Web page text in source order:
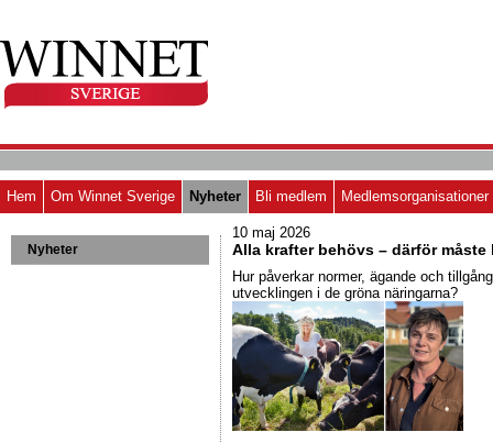
Hem Om Winnet Sverige Nyheter Bli medlem Medlemsorganisationer
Nyheter
10 maj 2026
Alla krafter behövs – därför
Hur påverkar normer, ägande och
utvecklingen i de gröna näringarna?